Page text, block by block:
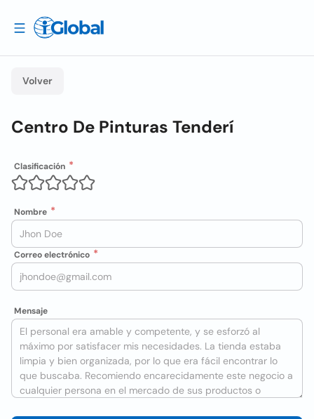
Volver
Centro De Pinturas Tenderí
Clasificación
Nombre
Correo electrónico
Mensaje